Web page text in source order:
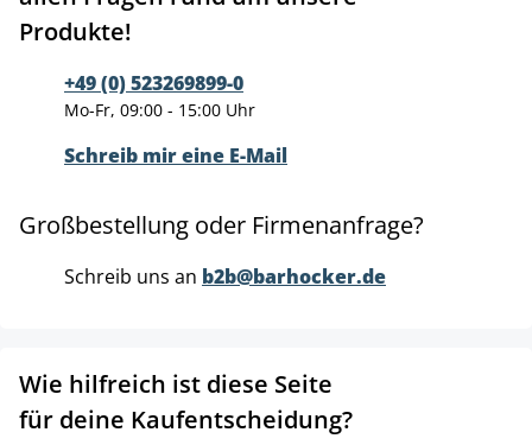
Produkte!
+49 (0) 523269899-0
Mo-Fr, 09:00 - 15:00 Uhr
Schreib mir eine E-Mail
Großbestellung oder Firmenanfrage?
Schreib uns an b2b@barhocker.de
Wie hilfreich ist diese Seite
für deine Kaufentscheidung?